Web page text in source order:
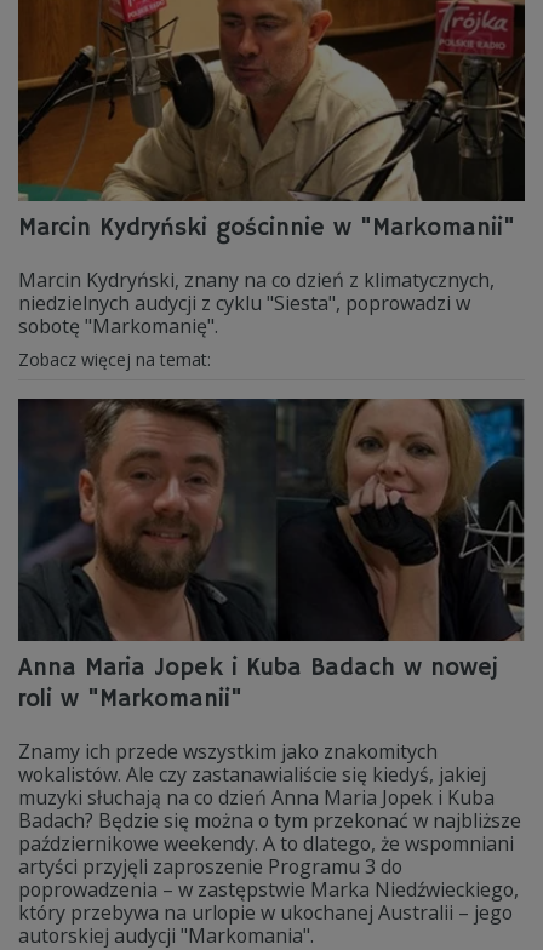
Marcin Kydryński gościnnie w "Markomanii"
Marcin Kydryński, znany na co dzień z klimatycznych,
niedzielnych audycji z cyklu "Siesta", poprowadzi w
sobotę "Markomanię".
Zobacz więcej na temat:
Anna Maria Jopek i Kuba Badach w nowej
roli w "Markomanii"
Znamy ich przede wszystkim jako znakomitych
wokalistów. Ale czy zastanawialiście się kiedyś, jakiej
muzyki słuchają na co dzień Anna Maria Jopek i Kuba
Badach? Będzie się można o tym przekonać w najbliższe
październikowe weekendy. A to dlatego, że wspomniani
artyści przyjęli zaproszenie Programu 3 do
poprowadzenia – w zastępstwie Marka Niedźwieckiego,
który przebywa na urlopie w ukochanej Australii – jego
autorskiej audycji "Markomania".